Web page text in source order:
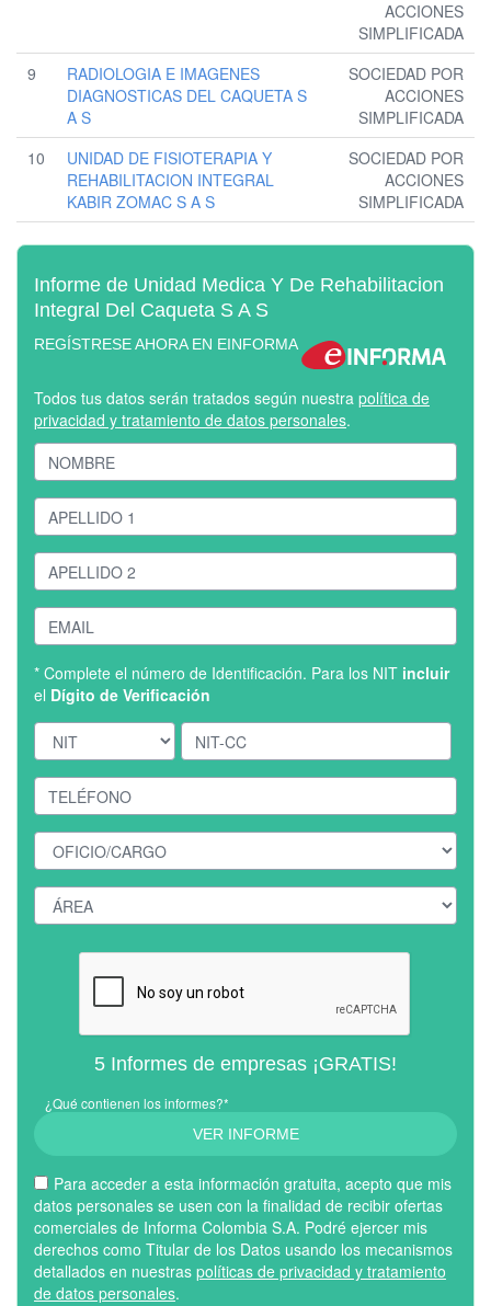
ACCIONES
SIMPLIFICADA
9
RADIOLOGIA E IMAGENES
DIAGNOSTICAS DEL CAQUETA S
A S
SOCIEDAD POR
ACCIONES
SIMPLIFICADA
10
UNIDAD DE FISIOTERAPIA Y
REHABILITACION INTEGRAL
KABIR ZOMAC S A S
SOCIEDAD POR
ACCIONES
SIMPLIFICADA
Informe de Unidad Medica Y De Rehabilitacion
Integral Del Caqueta S A S
REGÍSTRESE AHORA EN EINFORMA
Todos tus datos serán tratados según nuestra política de
privacidad y tratamiento de datos personales.
* Complete el número de Identificación. Para los NIT incluir
el Dígito de Verificación
5 Informes de empresas ¡GRATIS!
¿Qué contienen los informes?*
VER INFORME
Para acceder a esta información gratuita, acepto que mis
datos personales se usen con la finalidad de recibir ofertas
comerciales de Informa Colombia S.A. Podré ejercer mis
derechos como Titular de los Datos usando los mecanismos
detallados en nuestras políticas de privacidad y tratamiento
de datos personales.